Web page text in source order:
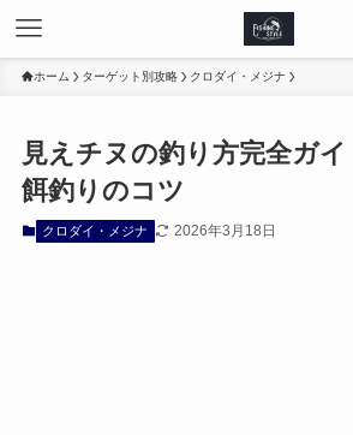
ホーム ターゲット別攻略 クロダイ・メジナ
見えチヌの釣り方完全ガ
餌釣りのコツ
クロダイ・メジナ 2026年3月18日